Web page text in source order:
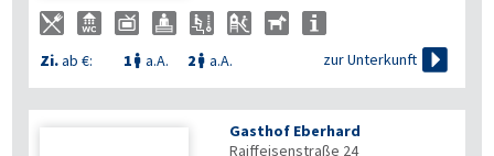
Zi.ab €: 1  a.A. 2  a.A. zur Unterkunft 
Gasthof Eberhard
Raiffeisenstraße 24